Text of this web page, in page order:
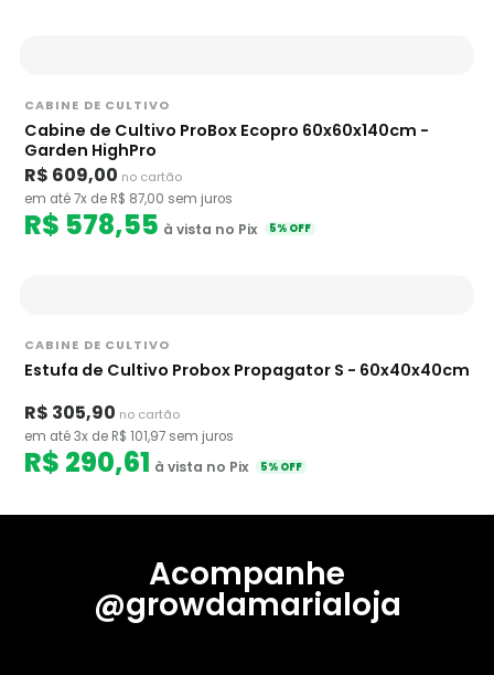
CABINE DE CULTIVO
Cabine de Cultivo ProBox Ecopro 60x60x140cm -
Garden HighPro
R$ 609,00 no cartão
em até 7x de R$ 87,00 sem juros
R$ 578,55 à vista no Pix 5% OFF
CABINE DE CULTIVO
Estufa de Cultivo Probox Propagator S - 60x40x40cm
R$ 305,90 no cartão
em até 3x de R$ 101,97 sem juros
R$ 290,61 à vista no Pix 5% OFF
Acompanhe
@growdamarialoja